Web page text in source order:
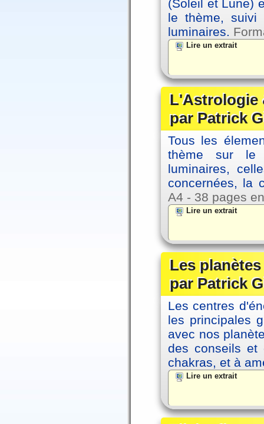
(Soleil et Lune)
le thème, suivi
luminaires.
Lire un extrait
L'Astrologie
par Patrick
Tous les
thème sur le
luminaires,
concernées, la
A4 - 38 pages
Lire un extrait
Les
par Patrick
Les centres
les principales
avec nos
des conseils et
chakras, et à
Lire un extrait